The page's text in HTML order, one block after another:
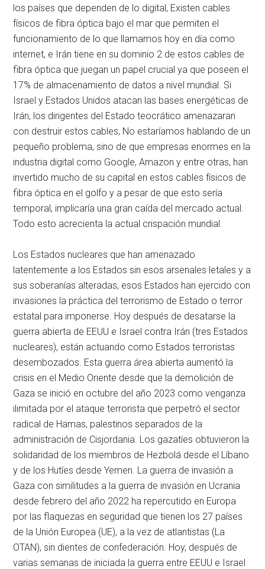
los países que dependen de lo digital, Existen cables
físicos de fibra óptica bajo el mar que permiten el
funcionamiento de lo que llamamos hoy en día como
internet, e Irán tiene en su dominio 2 de estos cables de
fibra óptica que juegan un papel crucial ya que poseen el
17% de almacenamiento de datos a nivel mundial. Si
Israel y Estados Unidos atacan las bases energéticas de
Irán, los dirigentes del Estado teocrático amenazaran
con destruir estos cables, No estaríamos hablando de un
pequeño problema, sino de que empresas enormes en la
industria digital como Google, Amazon y entre otras, han
invertido mucho de su capital en estos cables físicos de
fibra óptica en el golfo y a pesar de que esto sería
temporal, implicaría una gran caída del mercado actual.
Todo esto acrecienta la actual crispación mundial.
Los Estados nucleares que han amenazado
latentemente a los Estados sin esos arsenales letales y a
sus soberanías alteradas, esos Estados han ejercido con
invasiones la práctica del terrorismo de Estado o terror
estatal para imponerse. Hoy después de desatarse la
guerra abierta de EEUU e Israel contra Irán (tres Estados
nucleares), están actuando como Estados terroristas
desembozados. Esta guerra área abierta aumentó la
crisis en el Medio Oriente desde que la demolición de
Gaza se inició en octubre del año 2023 como venganza
ilimitada por el ataque terrorista que perpetró el sector
radical de Hamas, palestinos separados de la
administración de Cisjordania. Los gazatíes obtuvieron la
solidaridad de los miembros de Hezbolá desde el Líbano
y de los Hutíes desde Yemen. La guerra de invasión a
Gaza con similitudes a la guerra de invasión en Ucrania
desde febrero del año 2022 ha repercutido en Europa
por las flaquezas en seguridad que tienen los 27 países
de la Unión Europea (UE), a la vez de atlantistas (La
OTAN), sin dientes de confederación. Hoy, después de
varias semanas de iniciada la guerra entre EEUU e Israel